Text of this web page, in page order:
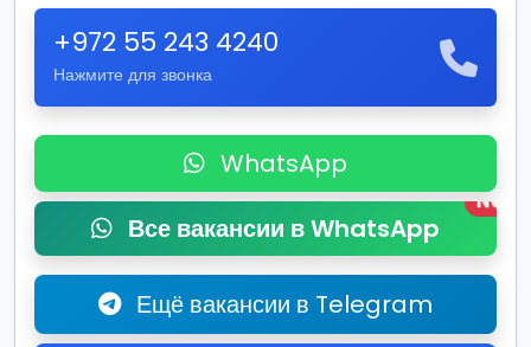
+972 55 243 4240
Нажмите для звонка
WhatsApp
Все вакансии в WhatsApp
New
Ещё вакансии в Telegram